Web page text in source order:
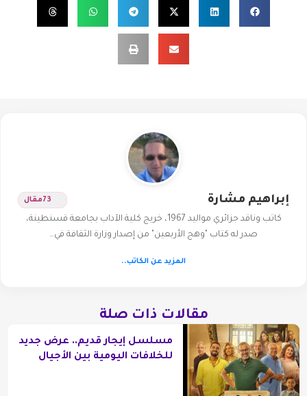
إبراهيم مشارة 73مقال
كاتب وناقد جزائري مواليد 1967، خريج كلية الآداب بجامعة قسنطينة،
صدر له كتاب "وهج الأربعين" من إصدار وزارة الثقافة في…
المزيد عن الكاتب..
مقالات ذات صلة
مسلسل إيجار قديم.. عرض جديد
للخلافات اليومية بين الأجيال